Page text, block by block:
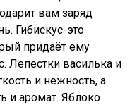
вам заряд
Гибискус-это
придаёт ему
Лепестки василька и
и нежность, а
и аромат. Яблоко